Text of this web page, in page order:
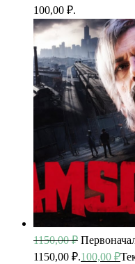
100,00 ₽.
1150,00₽
1150,00 ₽.100,00 ₽